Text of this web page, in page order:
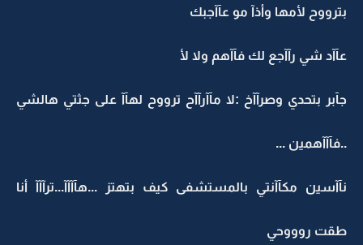
بترووح لأمها وأذآ مو عآآجبك
عآآد شي رآآجع لك فآآهم ولا لأ
جآبر بتحدي وصرآآخ :لا مآآرآآح ترووح لهآآ على جثتي هالشي
..فآآآهمين ...
نآآسين مكآآنتي بالمستشفى كيف بتهتز ...هآآآآ...ترآآآ أنا
طقت روووحي